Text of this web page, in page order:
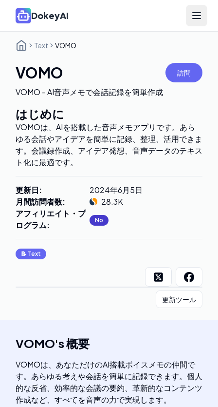
DokeyAI Open
Text VOMO
VOMO 訪問
VOMO - AI音声メモで会話記録を簡単作成
はじめに
VOMOは、AIを搭載した音声メモアプリです。あら
ゆる会話やアイデアを簡単に記録、整理、活用できま
す。会議録作成、アイデア発想、音声データのテキス
ト化に最適です。
更新日:
2024年6月5日
月間訪問者数:
28.3K
アフィリエイト・プ
ログラム: No
📝 Text
更新ツール
VOMO's概要
VOMOは、あなただけのAI搭載ボイスメモの仲間で
す。あらゆる考えや会話を簡単に記録できます。個人
的な反省、効率的な会議の要約、革新的なコンテンツ
作成など、すべてを音声の力で実現します。